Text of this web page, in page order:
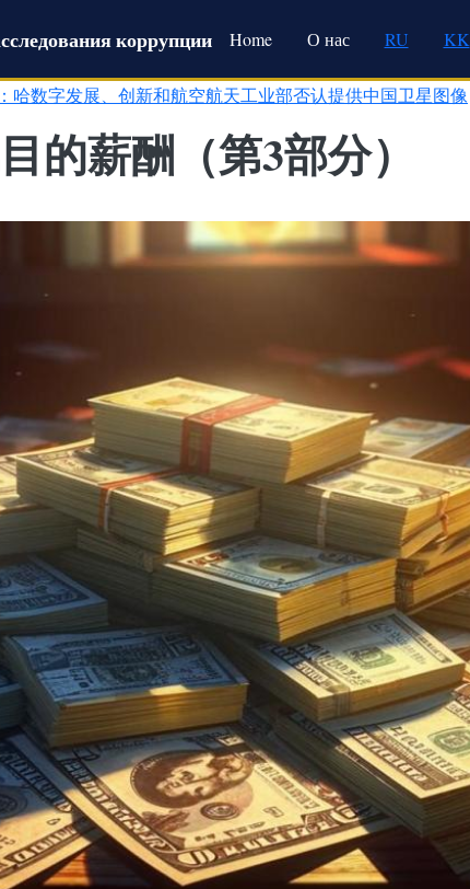
коррупцииMain navigation
Home О нас RU KK
哈数字发展、创新和航空航天工业部否认提供中国卫星图像
的薪酬（第3部分）